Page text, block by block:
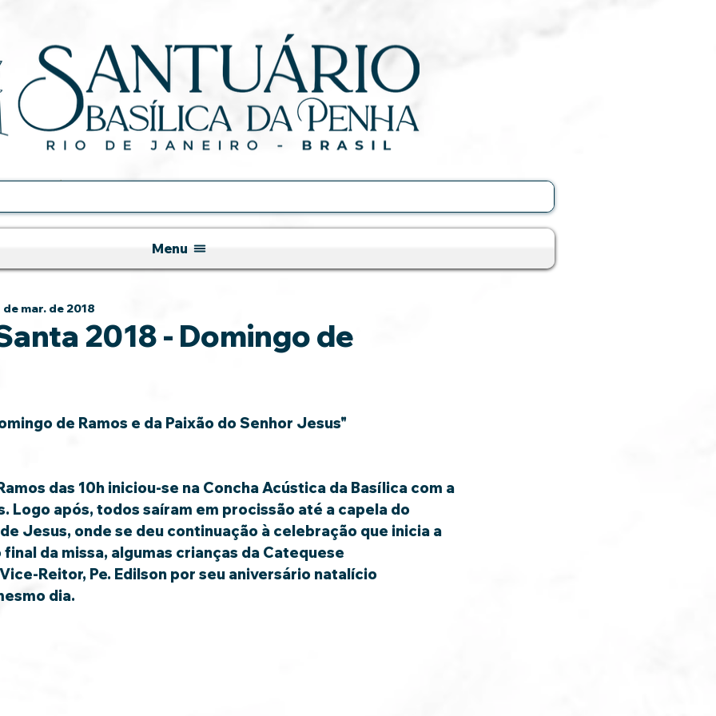
Menu
2018 - Domingo de
de mar. de 2018
de Ramos e da Paixão do Senhor Jesus"
das 10h iniciou-se na Concha Acústica da Basílica com a
Logo após, todos saíram em procissão até a capela do
Jesus, onde se deu continuação à celebração que inicia a
final da missa, algumas crianças da Catequese
Reitor, Pe. Edilson por seu aniversário natalício
dia.